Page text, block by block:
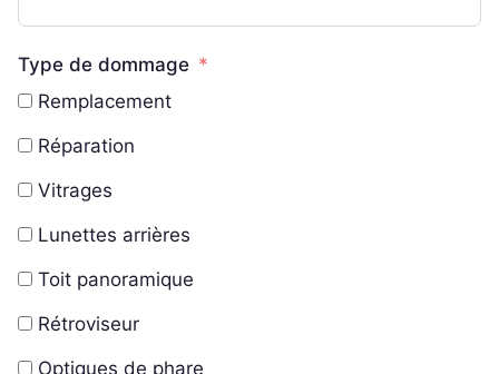
Type de dommage
Remplacement
Réparation
Vitrages
Lunettes arrières
Toit panoramique
Rétroviseur
Optiques de phare